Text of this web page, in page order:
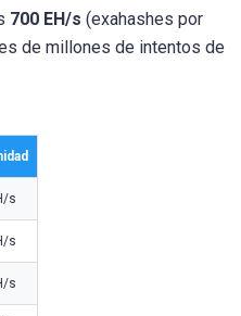
700 EH/s (exahashes por
de millones de intentos de
s
s
s